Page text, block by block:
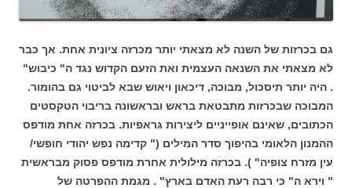
גם בכרזות של השנה לא מצאתי יותר מכרזה ציונית אחת. אך כבר
לא מצאתי את השנאה העצמית ואת הזעם הקדוש נגד ה" כיבוש"
. היה יותר תיסכול, מבוכה, דיכאון ויאוש שבא לביטוי גם בהומור.
המבוכה שבכרזות מתבטאת בראש ובראשונה בריבוי הטקסטים
הכתובים, שאינם אופייניים ליצירות גראפיות. בכרזה אחת מודפס
ההמנון הלאומי בהיפוך סדר המילים (" קדימה נפש יהודי חופשי/
עין מזרח צופיה" ). בכרזה מילולית אחרת מודפס פסוק מבראשית
" וירא ה" כי רבה רעת האדם בארץ" . מגמת ההפרטה של